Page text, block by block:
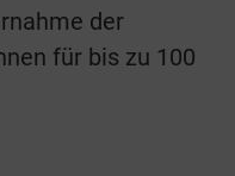
der
für bis zu 100